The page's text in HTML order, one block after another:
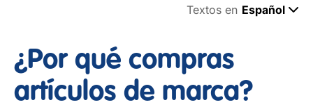
Textos en Español
¿Por qué compras
artículos de marca?